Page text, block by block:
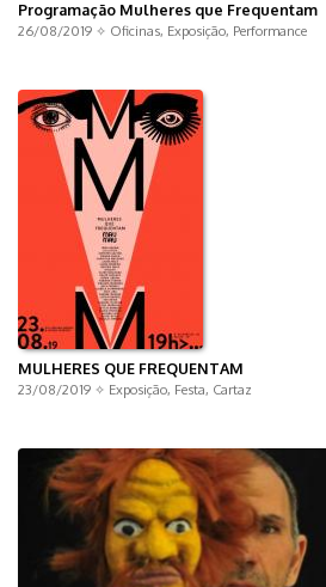
Programação Mulheres que Frequentam
26/08/2019 ✧ Oficinas, Exposição, Performance
MULHERES QUE FREQUENTAM
23/08/2019 ✧ Exposição, Festa, Cartaz